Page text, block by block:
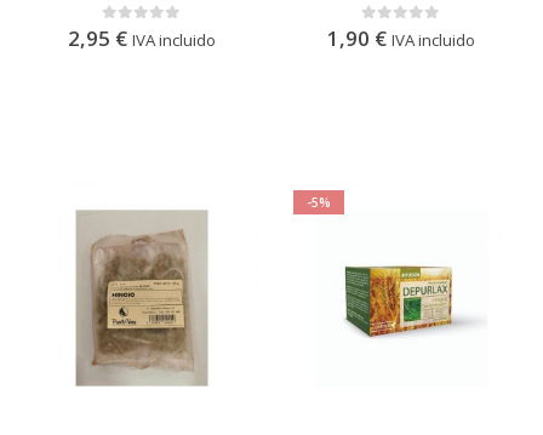
0 out of 5
2,95 € IVA incluido 0 out of 5
1,90 € IVA incluido
-5%